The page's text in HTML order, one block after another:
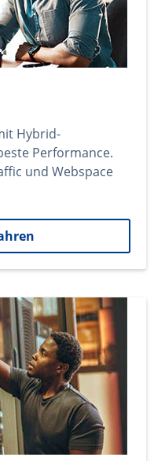
Hybrid-
Performance.
und Webspace